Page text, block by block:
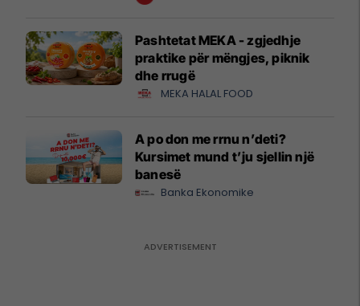
Pashtetat MEKA - zgjedhje
praktike për mëngjes, piknik
dhe rrugë
MEKA HALAL FOOD
A po don me rrnu n’deti?
Kursimet mund t’ju sjellin një
banesë
Banka Ekonomike